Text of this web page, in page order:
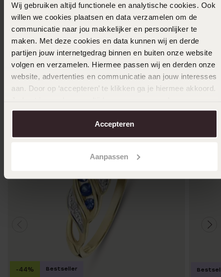
Wij gebruiken altijd functionele en analytische cookies. Ook
willen we cookies plaatsen en data verzamelen om de
communicatie naar jou makkelijker en persoonlijker te
maken. Met deze cookies en data kunnen wij en derde
partijen jouw internetgedrag binnen en buiten onze website
volgen en verzamelen. Hiermee passen wij en derden onze
website, advertenties en communicatie aan jouw interesses
aan. Door op ‘accepteren’ te klikken ga je hiermee akkoord.
over in onscookiebeleid.
Accepteren
Aanpassen
Das könnte dir gefallen
-44% Bestseller